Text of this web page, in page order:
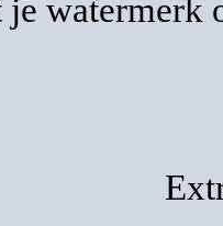
je watermerk